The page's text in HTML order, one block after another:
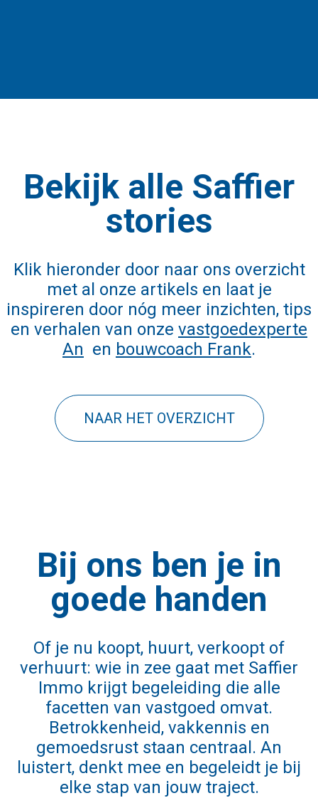
Bekijk alle Saffier
stories
Klik hieronder door naar ons overzicht
met al onze artikels en laat je
inspireren door nóg meer inzichten, tips
en verhalen van onze vastgoedexperte
An en bouwcoach Frank.
NAAR HET OVERZICHT
Bij ons ben je in
goede handen
Of je nu koopt, huurt, verkoopt of
verhuurt: wie in zee gaat met Saffier
Immo krijgt begeleiding die alle
facetten van vastgoed omvat.
Betrokkenheid, vakkennis en
gemoedsrust staan centraal. An
luistert, denkt mee en begeleidt je bij
elke stap van jouw traject.